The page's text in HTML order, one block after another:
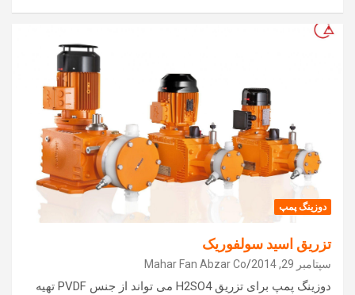
دوزینگ پمپ
تزریق اسید سولفوریک
سپتامبر 29, 2014 Mahar Fan Abzar Co
دوزینگ پمپ برای تزریق H2SO4 می تواند از جنس PVDF تهیه